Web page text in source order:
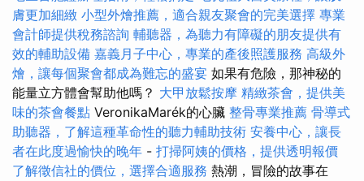
膚更加細緻 小型外燴推薦，適合親友聚會的完美選擇 專業
會計師提供稅務諮詢 輔聽器，為聽力有障礙的朋友提供有
效的輔助設備 嘉義月子中心，專業的產後照護服務 高級外
燴，讓每個聚會都成為難忘的盛宴 如果有危險，那神秘的
能量立方體會幫助他嗎？ 大甲放鬆按摩 精緻茶會，提供美
味的茶會餐點 VeronikaMarék的心臟 整骨專業推薦 骨導式
助聽器，了解這種革命性的聽力輔助技術 安養中心，讓長
者在此度過愉快的晚年 - 打掃阿姨的價格，提供透明報價
了解徵信社的價位，選擇合適服務 熱潮，冒險的故事在